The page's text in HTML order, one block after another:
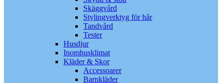
Skäggvård
Stylingverktyg för hår
Tandvård
Tester
Husdjur
Inomhusklimat
Kläder & Skor
Accessoarer
Barnkläder